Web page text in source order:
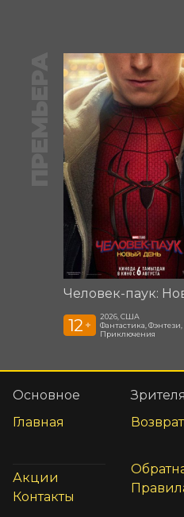
12 +
2026, США
Фантастика, Фэнтези,
Приключения
Основное
Главная
Акции
Контакты